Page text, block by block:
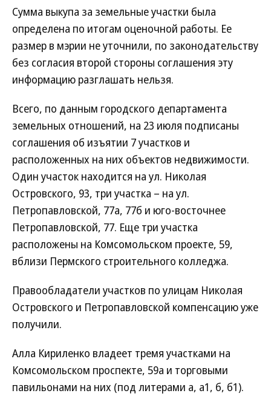
Сумма выкупа за земельные участки была
определена по итогам оценочной работы. Ее
размер в мэрии не уточнили, по законодательству
без согласия второй стороны соглашения эту
информацию разглашать нельзя.
Всего, по данным городского департамента
земельных отношений, на 23 июля подписаны
соглашения об изъятии 7 участков и
расположенных на них объектов недвижимости.
Один участок находится на ул. Николая
Островского, 93, три участка – на ул.
Петропавловской, 77а, 77б и юго-восточнее
Петропавловской, 77. Еще три участка
расположены на Комсомольском проекте, 59,
вблизи Пермского строительного колледжа.
Правообладатели участков по улицам Николая
Островского и Петропавловской компенсацию уже
получили.
Алла Кириленко владеет тремя участками на
Комсомольском проспекте, 59а и торговыми
павильонами на них (под литерами а, а1, б, б1).